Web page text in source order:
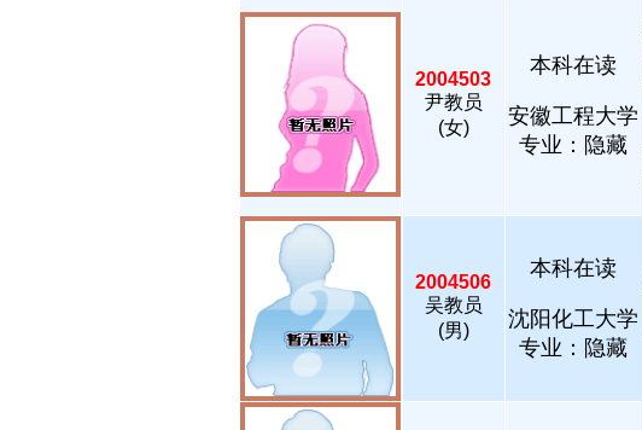
2004503
尹教员
(女)
本科在读
安徽工程大学
专业：隐藏
2004506
吴教员
(男)
本科在读
沈阳化工大学
专业：隐藏